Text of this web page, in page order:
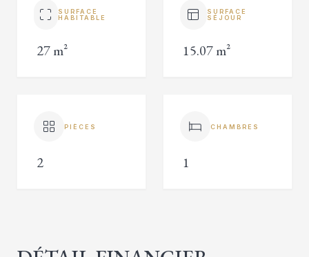
SURFACE
HABITABLE
27 m²
SURFACE
SÉJOUR
15.07 m²
PIÈCES
2
CHAMBRES
1